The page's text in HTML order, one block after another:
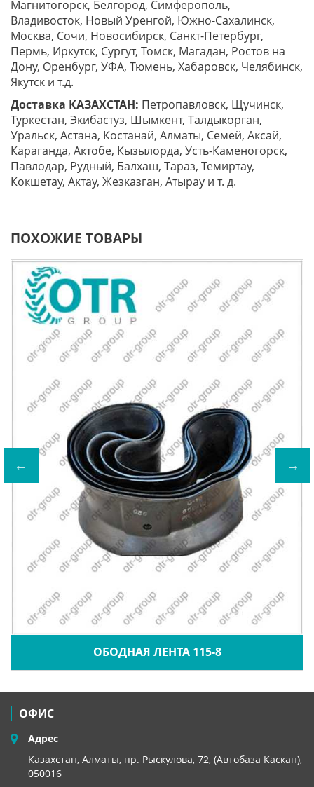
Магнитогорск, Белгород, Симферополь,
Владивосток, Новый Уренгой, Южно-Сахалинск,
Москва, Сочи, Новосибирск, Санкт-Петербург,
Пермь, Иркутск, Сургут, Томск, Магадан, Ростов на
Дону, Оренбург, УФА, Тюмень, Хабаровск, Челябинск,
Якутск и т.д.
Доставка КАЗАХСТАН: Петропавловск, Щучинск,
Туркестан, Экибастуз, Шымкент, Талдыкорган,
Уральск, Астана, Костанай, Алматы, Семей, Аксай,
Караганда, Актобе, Кызылорда, Усть-Каменогорск,
Павлодар, Рудный, Балхаш, Тараз, Темиртау,
Кокшетау, Актау, Жезказган, Атырау и т. д.
ПОХОЖИЕ ТОВАРЫ
ОБОДНАЯ ЛЕНТА 115-8
ОФИС
Адрес
Казахстан, Алматы, пр. Рыскулова, 72, (Автобаза Каскан),
050016